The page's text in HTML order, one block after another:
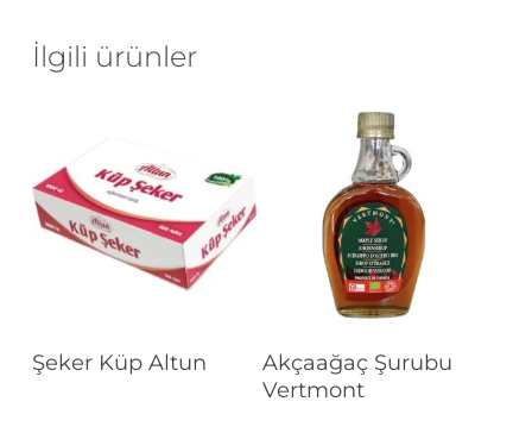
İlgili ürünler
Devamını Oku
Şeker Küp Altun Devamını Oku
Akçaağaç Şurubu
Vertmont